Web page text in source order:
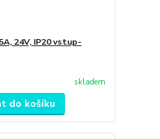
24V, IP20 vstup-
skladem
do košíku